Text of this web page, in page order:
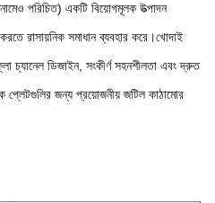
পরিচিত) একটি বিয়োগমূলক উত্পাদন
করতে রাসায়নিক সমাধান ব্যবহার করে।খোদাই
চ্যানেল ডিজাইন, সংকীর্ণ সহনশীলতা এবং দ্রুত
প্লেটগুলির জন্য প্রয়োজনীয় জটিল কাঠামোর